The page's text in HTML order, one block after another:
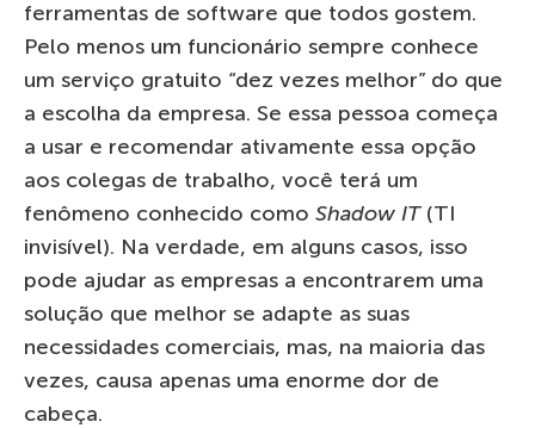
ferramentas de software que todos gostem.
Pelo menos um funcionário sempre conhece
um serviço gratuito “dez vezes melhor” do que
a escolha da empresa. Se essa pessoa começa
a usar e recomendar ativamente essa opção
aos colegas de trabalho, você terá um
fenômeno conhecido como Shadow IT(TI
invisível). Na verdade, em alguns casos, isso
pode ajudar as empresas a encontrarem uma
solução que melhor se adapte as suas
necessidades comerciais, mas, na maioria das
vezes, causa apenas uma enorme dor de
cabeça.